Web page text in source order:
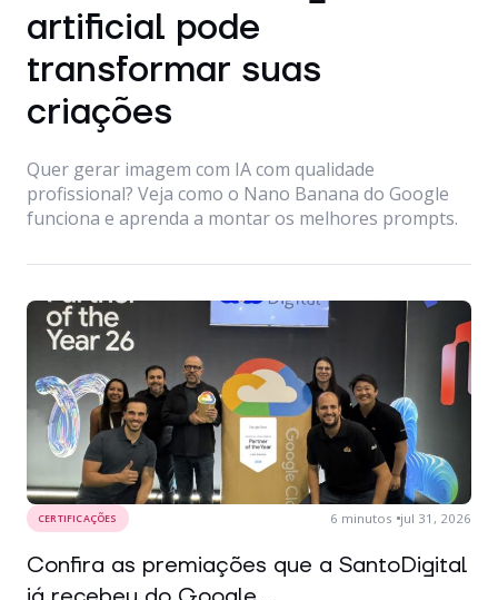
artificial pode
transformar suas
criações
Quer gerar imagem com IA com qualidade
profissional? Veja como o Nano Banana do Google
funciona e aprenda a montar os melhores prompts.
CERTIFICAÇÕES 6 minutos jul 31, 2026
Confira as premiações que a SantoDigital